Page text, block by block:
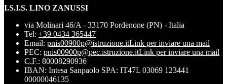
I.S.I.S. LINO ZANUSSI
via Molinari 46/A - 33170 Pordenone (PN) - Italia
Tel: +39 0434 365447
Email: pnis00900p@istruzione.itLink per inviare una mail
PEC: pnis00900p@pec.istruzione.itLink per inviare una mail
C.F.: 80008290936
IBAN: Intesa Sanpaolo SPA: IT47L 03069 123441
00000046135